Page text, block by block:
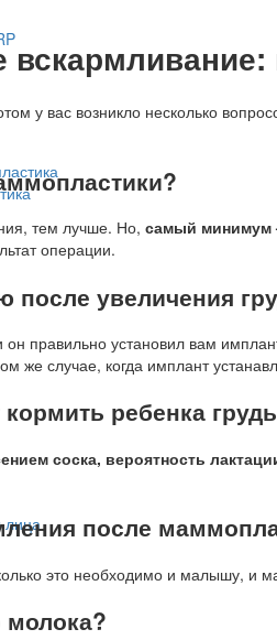
лица
у вас возникло несколько
тем лучше. Но, самый минимум
операции.
увеличения
он правильно установил вам
же случае, когда имплант
ребенка
соска, вероятность
после
это необходимо и малышу, и
молока?